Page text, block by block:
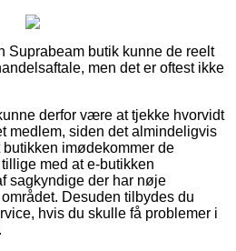
Suprabeam butik kunne de reelt
men det er oftest ikke
derfor være at tjekke hvorvidt
medlem, siden det almindeligvis
imødekommer de
med at e-butikken
sagkyndige der har nøje
Desuden tilbydes du
hvis du skulle få problemer i